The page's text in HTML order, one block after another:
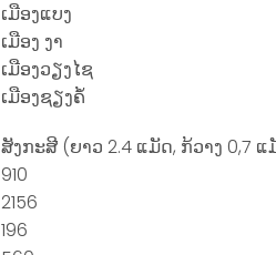
ເມືອງແບງ
ເມືອງ ງາ
ເມືອງວຽງໄຊ
ເມືອງຊຽງຄໍ້
ສັງກະສີ (ຍາວ 2.4 ແມັດ, ກ້ວາງ 0,7 ແ
910
2156
196